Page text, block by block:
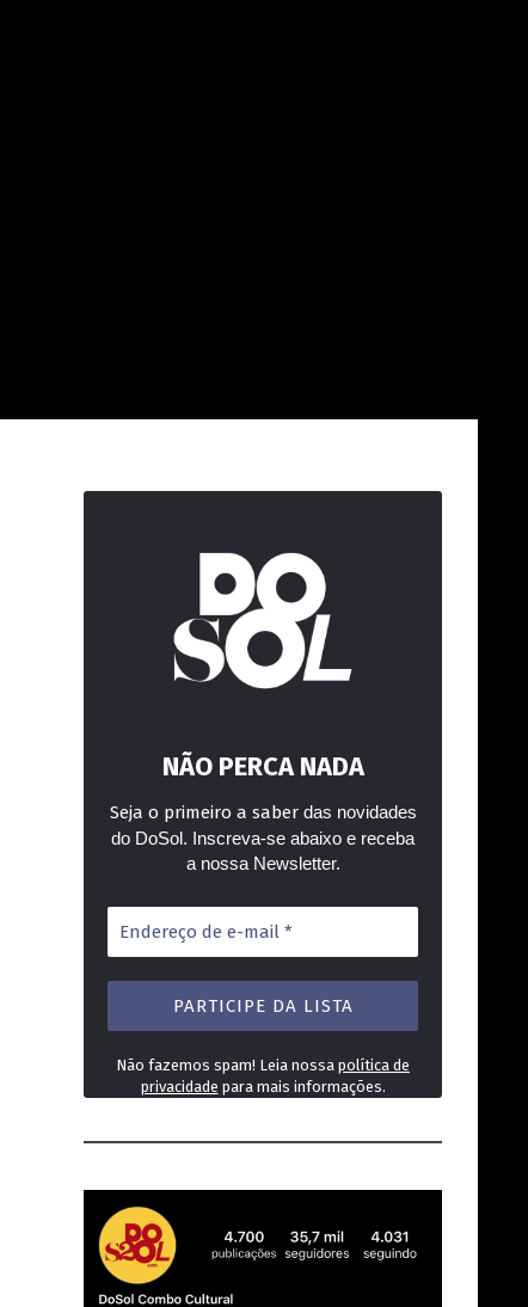
NÃO PERCA NADA
Seja o primeiro a saberdas novidades
do DoSol. Inscreva-se abaixo e receba
a nossa Newsletter.
Endereço
de
e-
mail
Não fazemos spam! Leia nossa política de
privacidade para mais informações.